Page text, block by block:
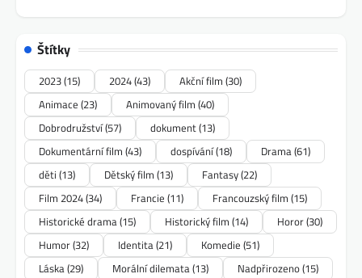
Štítky
2023(15) 2024(43) Akční film (30)
Animace (23) Animovaný film (40)
Dobrodružství(57) dokument(13)
Dokumentární film (43) dospívání(18) Drama(61)
děti (13) Dětský film (13) Fantasy(22)
Film 2024(34) Francie (11) Francouzský film (15)
Historické drama(15) Historický film (14) Horor(30)
Humor(32) Identita(21) Komedie (51)
Láska(29) Morální dilemata(13) Nadpřirozeno(15)